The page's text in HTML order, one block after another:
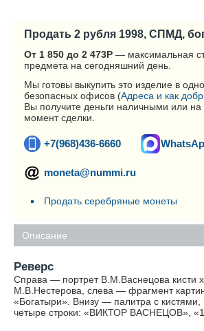
Продать 2 рубля 1998, СПМД,
От 1 850 до 2 473Р — максимальная
предмета на сегодняшний день.
Мы готовы выкупить это изделие в
безопасных офисов (Адреса и как
Вы получите деньги наличными или на
момент сделки.
+7(968)436-6660
moneta@nummi.ru
Продать серебряные монеты
Описание
Реверс
Справа — портрет В.М.Васнецова кисти
М.В.Нестерова, слева — фрагмент
«Богатыри». Внизу — палитра с кистями,
четыре строки: «ВИКТОР ВАСНЕЦОВ»,